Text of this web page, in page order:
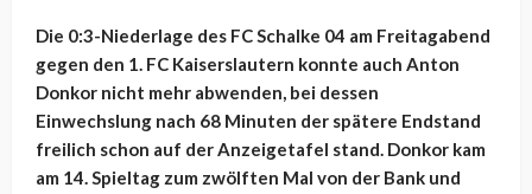
Die 0:3-Niederlage des FC Schalke 04 am Freitagabend
gegen den 1. FC Kaiserslautern konnte auch Anton
Donkor nicht mehr abwenden, bei dessen
Einwechslung nach 68 Minuten der spätere Endstand
freilich schon auf der Anzeigetafel stand. Donkor kam
am 14. Spieltag zum zwölften Mal von der Bank und